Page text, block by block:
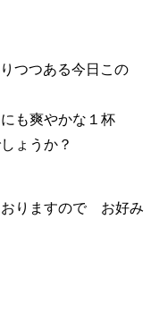
つつある今日この
も爽やかな１杯
ょうか？
おりますので お好み